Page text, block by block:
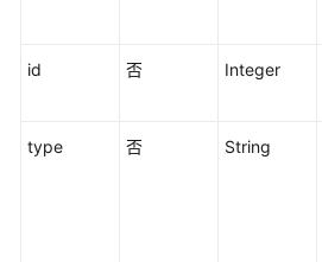
频
id 否 Integer
type 否 String